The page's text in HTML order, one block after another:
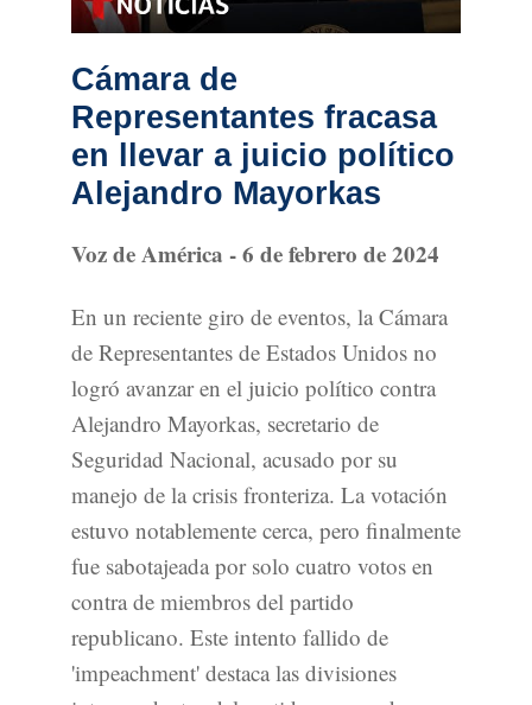
Cámara de
Representantes fracasa
en llevar a juicio político
Alejandro Mayorkas
Voz de América - 6 de febrero de 2024
En un reciente giro de eventos, la Cámara
de Representantes de Estados Unidos no
logró avanzar en el juicio político contra
Alejandro Mayorkas, secretario de
Seguridad Nacional, acusado por su
manejo de la crisis fronteriza. La votación
estuvo notablemente cerca, pero finalmente
fue sabotajeada por solo cuatro votos en
contra de miembros del partido
republicano. Este intento fallido de
'impeachment' destaca las divisiones